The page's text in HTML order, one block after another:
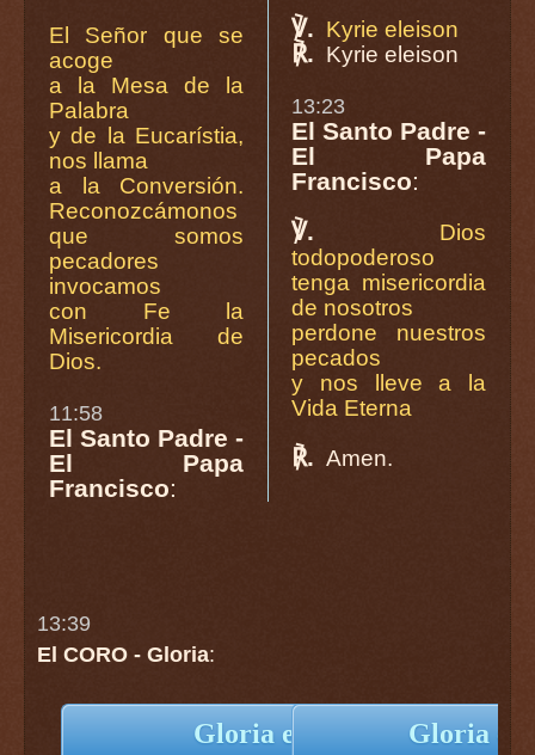
El Señor que se
acoge
a la Mesa de la
Palabra
y de la Eucarístia,
nos llama
a la Conversión.
Reconozcámonos
que somos
pecadores
invocamos
con Fe la
Misericordia de
Dios.
11:58
El Santo Padre -
El Papa
Francisco:
℣. Kyrie eleison
℟. Kyrie eleison
13:23
El Santo Padre -
El Papa
Francisco:
℣.
Dios
todopoderoso
tenga misericordia
de nosotros
perdone nuestros
pecados
y nos lleve a la
Vida Eterna
℟. Amen.
13:39
El CORO - Gloria:
Gloria en Latín Gloria en